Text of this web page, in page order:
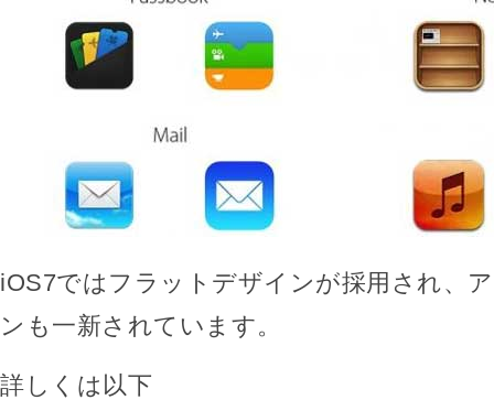
iOS7ではフラットデザインが採用され、
ンも一新されています。
詳しくは以下